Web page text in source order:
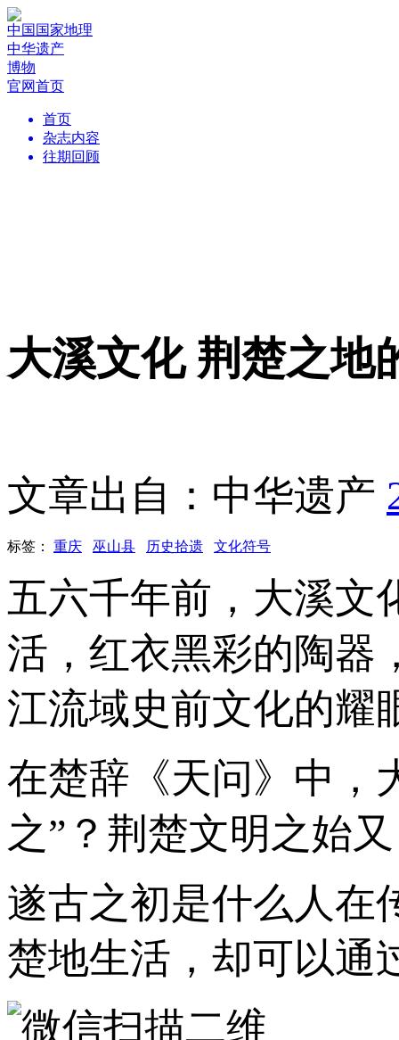
中国国家地理
中华遗产
博物
官网首页
首页
杂志内容
往期回顾
大溪文化 荆楚之地
文章出自：中华遗产
标签： 重庆 巫山县 历史拾遗 文化符号
五六千年前，大溪文
活，红衣黑彩的陶
江流域史前文化的耀
在楚辞《天问》中，
之”？荆楚文明之始
遂古之初是什么人在
楚地生活，却可以通